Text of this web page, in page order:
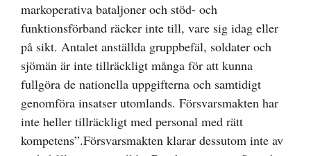
markoperativa bataljoner och stöd- och
funktionsförband räcker inte till, vare sig idag eller
på sikt. Antalet anställda gruppbefäl, soldater och
sjömän är inte tillräckligt många för att kunna
fullgöra de nationella uppgifterna och samtidigt
genomföra insatser utomlands. Försvarsmakten har
inte heller tillräckligt med personal med rätt
kompetens”.Försvarsmakten klarar dessutom inte av